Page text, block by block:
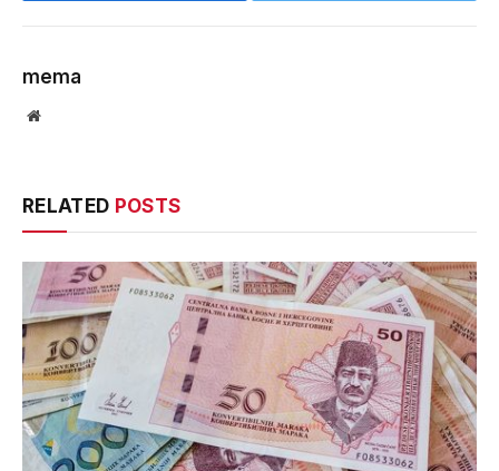
mema
Website
RELATED POSTS